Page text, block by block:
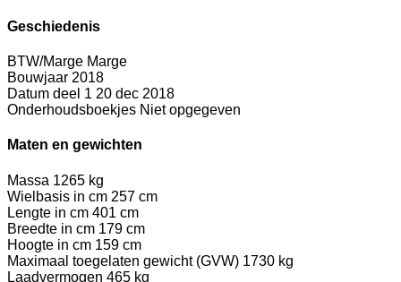
Geschiedenis
BTW/Marge Marge
Bouwjaar 2018
Datum deel 1 20 dec 2018
Onderhoudsboekjes Niet opgegeven
Maten en gewichten
Massa 1265 kg
Wielbasis in cm 257 cm
Lengte in cm 401 cm
Breedte in cm 179 cm
Hoogte in cm 159 cm
Maximaal toegelaten gewicht (GVW) 1730 kg
Laadvermogen 465 kg